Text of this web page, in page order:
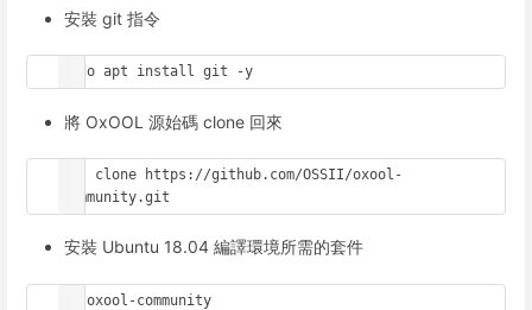
安裝 git 指令
sudo apt install git -y
將 OxOOL 源始碼 clone 回來
git clone https://github.com/OSSII/oxool-
community.git
安裝 Ubuntu 18.04 編譯環境所需的套件
cd oxool-community